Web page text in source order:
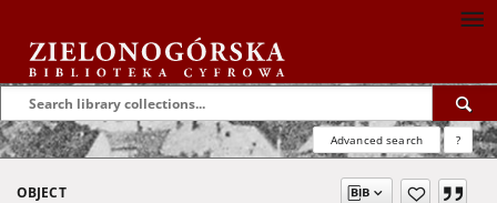
Advanced search ?
OBJECT